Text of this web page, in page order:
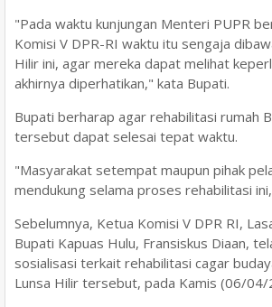
"Pada waktu kunjungan Menteri PUPR
Komisi V DPR-RI waktu itu sengaja
Hilir ini, agar mereka dapat melihat
akhirnya diperhatikan," kata Bupati.
Bupati berharap agar rehabilitasi rumah
tersebut dapat selesai tepat waktu.
"Masyarakat setempat maupun pihak
mendukung selama proses rehabilitasi
Sebelumnya, Ketua Komisi V DPR RI,
Bupati Kapuas Hulu, Fransiskus Diaan,
sosialisasi terkait rehabilitasi cagar
Lunsa Hilir tersebut, pada Kamis (06/04/